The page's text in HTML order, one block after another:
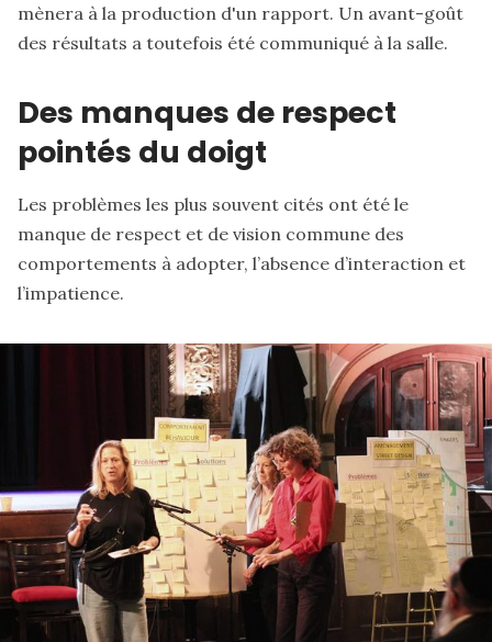
mènera à la production d'un rapport. Un avant-goût
des résultats a toutefois été communiqué à la salle.
Des manques de respect
pointés du doigt
Les problèmes les plus souvent cités ont été le
manque de respect et de vision commune des
comportements à adopter, l’absence d’interaction et
l’impatience.